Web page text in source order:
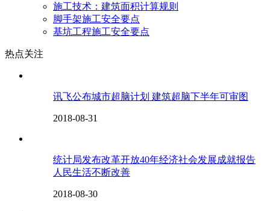
施工技术：建筑面积计算规则
脚手架施工安全要点
基坑工程施工安全要点
热点关注
讯飞公布城市超脑计划 建筑超脑下半年可审图
2018-08-31
统计局发布改革开放40年经济社会发展成就报告
人民生活不断改善
2018-08-30